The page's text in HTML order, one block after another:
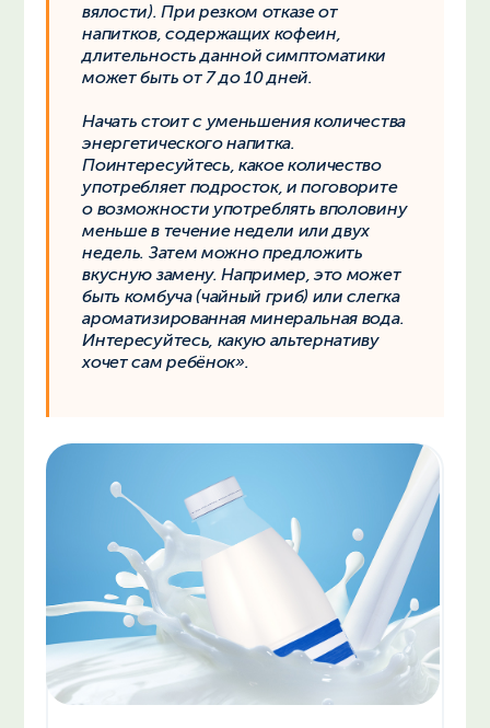
вялости). При резком отказе от
напитков, содержащих кофеин,
длительность данной симптоматики
может быть от 7 до 10 дней.
Начать стоит с уменьшения количества
энергетического напитка.
Поинтересуйтесь, какое количество
употребляет подросток, и поговорите
о возможности употреблять вполовину
меньше в течение недели или двух
недель. Затем можно предложить
вкусную замену. Например, это может
быть комбуча (чайный гриб) или слегка
ароматизированная минеральная вода.
Интересуйтесь, какую альтернативу
хочет сам ребёнок».